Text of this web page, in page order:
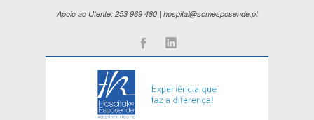
Apoio ao Utente: 253 969 480 | hospital@scmesposende.pt
Facebook